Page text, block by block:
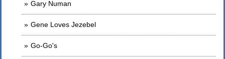
Gary Numan
Gene Loves Jezebel
Go-Go's